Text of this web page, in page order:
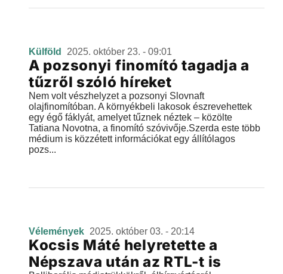
Külföld 2025. október 23. - 09:01
A pozsonyi finomító tagadja a
tűzről szóló híreket
Nem volt vészhelyzet a pozsonyi Slovnaft
olajfinomítóban. A környékbeli lakosok észrevehettek
egy égő fáklyát, amelyet tűznek néztek – közölte
Tatiana Novotna, a finomító szóvivője.Szerda este több
médium is közzétett információkat egy állítólagos
pozs...
Vélemények 2025. október 03. - 20:14
Kocsis Máté helyretette a
Népszava után az RTL-t is